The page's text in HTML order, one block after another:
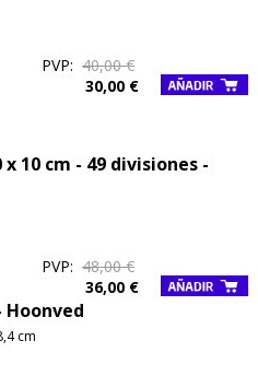
PVP: 40,00 €
30,00 €
10 cm - 49 divisiones -
PVP: 48,00 €
36,00 €
Hoonved
cm